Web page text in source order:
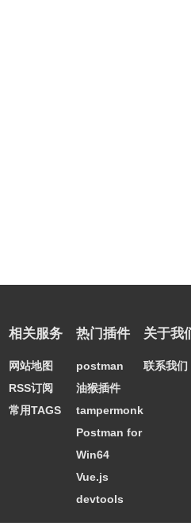
相关服务
网站地图
RSS订阅
常用TAGS
热门插件
postman
油猴插件
tampermonkey
Postman for
Win64
Vue.js
devtools
关于我
联系我们